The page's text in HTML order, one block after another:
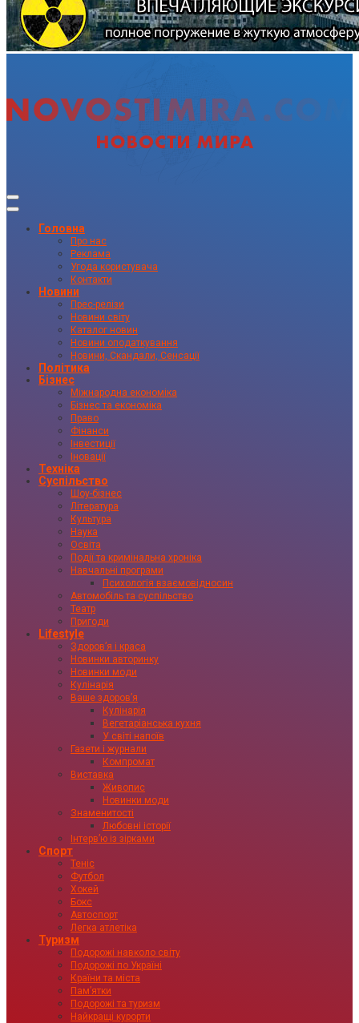
Головна
Про нас
Реклама
Угода користувача
Контакти
Новини
Прес-релізи
Новини світу
Каталог новин
Новини оподаткування
Новини, Скандали, Сенсації
Політика
Бізнес
Міжнародна економіка
Бізнес та економіка
Право
Фінанси
Інвестиції
Іновації
Техніка
Суспільство
Шоу-бізнес
Література
Культура
Наука
Освіта
Події та кримінальна хроніка
Навчальні програми
Психологія взаємовідносин
Автомобіль та суспільство
Театр
Пригоди
Lifestyle
Здоровʼя і краса
Новинки авторинку
Новинки моди
Кулінарія
Ваше здоровʼя
Кулінарія
Вегетаріанська кухня
У світі напоїв
Газети і журнали
Компромат
Виставка
Живопис
Новинки моди
Знаменитості
Любовні історії
Інтервʼю із зірками
Спорт
Теніс
Футбол
Хокей
Бокс
Автоспорт
Легка атлетіка
Туризм
Подорожі навколо світу
Подорожі по Україні
Країни та міста
Пам’ятки
Подорожі та туризм
Найкращі курорти